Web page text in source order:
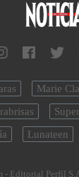
Marie
Lunateen
- Editorial Perfil